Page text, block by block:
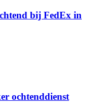
bij FedEx in
ochtenddienst